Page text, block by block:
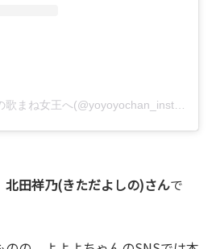
北田祥乃(きただよしの)さんで